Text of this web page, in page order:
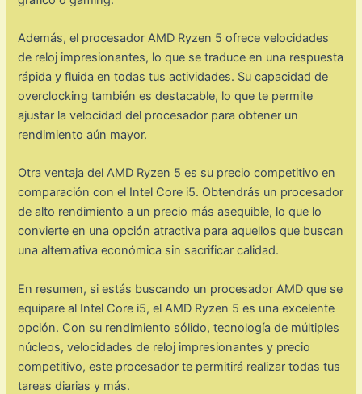
Además, el procesador AMD Ryzen 5 ofrece velocidades
de reloj impresionantes, lo que se traduce en una respuesta
rápida y fluida en todas tus actividades. Su capacidad de
overclocking también es destacable, lo que te permite
ajustar la velocidad del procesador para obtener un
rendimiento aún mayor.
Otra ventaja del AMD Ryzen 5 es su precio competitivo en
comparación con el Intel Core i5. Obtendrás un procesador
de alto rendimiento a un precio más asequible, lo que lo
convierte en una opción atractiva para aquellos que buscan
una alternativa económica sin sacrificar calidad.
En resumen, si estás buscando un procesador AMD que se
equipare al Intel Core i5, el AMD Ryzen 5 es una excelente
opción. Con su rendimiento sólido, tecnología de múltiples
núcleos, velocidades de reloj impresionantes y precio
competitivo, este procesador te permitirá realizar todas tus
tareas diarias y más.